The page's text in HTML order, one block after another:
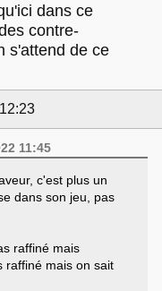
dans ce
contre-
s'attend de ce
11:45
c'est plus un
dans son jeu, pas
raffiné mais
raffiné mais on sait